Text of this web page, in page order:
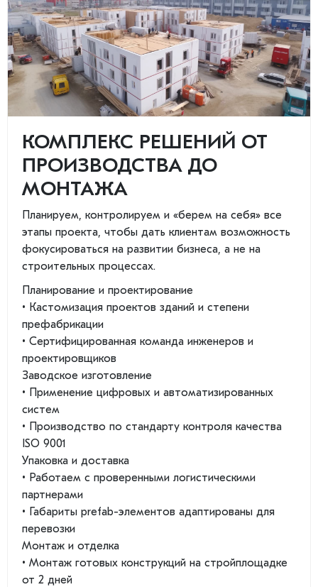
КОМПЛЕКС РЕШЕНИЙ ОТ
ПРОИЗВОДСТВА ДО
МОНТАЖА
Планируем, контролируем и «берем на себя» все
этапы проекта, чтобы дать клиентам возможность
фокусироваться на развитии бизнеса, а не на
строительных процессах.
Планирование и проектирование
• Кастомизация проектов зданий и степени
префабрикации
• Сертифицированная команда инженеров и
проектировщиков
Заводское изготовление
• Применение цифровых и автоматизированных
систем
• Производство по стандарту контроля качества
ISO 9001
Упаковка и доставка
• Работаем с проверенными логистическими
партнерами
• Габариты prefab-элементов адаптированы для
перевозки
Монтаж и отделка
• Монтаж готовых конструкций на стройплощадке
от 2 дней